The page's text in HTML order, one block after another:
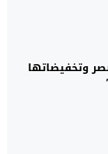
وتخفيضاتها